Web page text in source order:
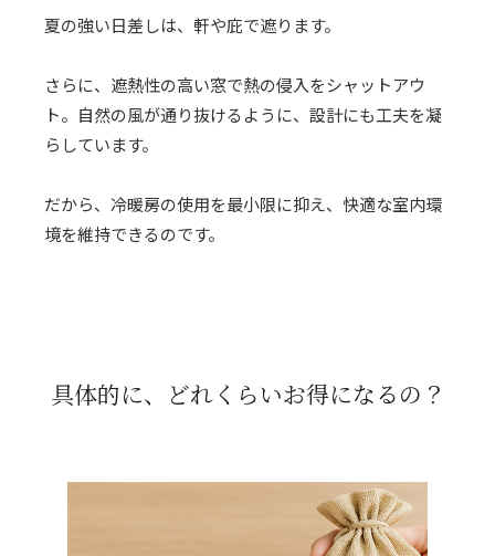
夏の強い日差しは、軒や庇で遮ります。
さらに、遮熱性の高い窓で熱の侵入をシャットアウ
ト。自然の風が通り抜けるように、設計にも工夫を凝
らしています。
だから、冷暖房の使用を最小限に抑え、快適な室内環
境を維持できるのです。
具体的に、 どれくらいお得になるの？